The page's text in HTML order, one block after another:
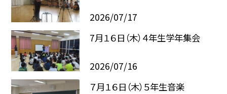
2026/07/17
7月１６日（木）４年生学年集会
2026/07/16
７月１６日（木）５年生音楽